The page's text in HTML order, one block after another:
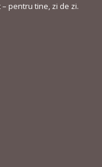
pentru tine, zi de zi.